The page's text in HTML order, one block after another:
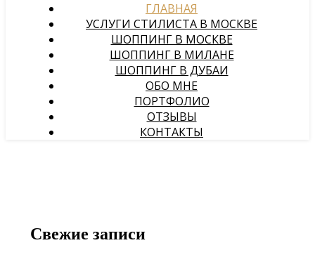
ГЛАВНАЯ
УСЛУГИ СТИЛИСТА В МОСКВЕ
ШОППИНГ В МОСКВЕ
ШОППИНГ В МИЛАНЕ
ШОППИНГ В ДУБАИ
ОБО МНЕ
ПОРТФОЛИО
ОТЗЫВЫ
КОНТАКТЫ
Свежие записи